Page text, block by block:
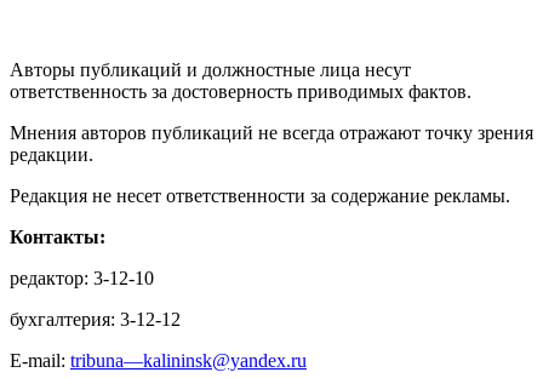
Авторы публикаций и должностные лица несут
ответственность за достоверность приводимых фактов.
Мнения авторов публикаций не всегда отражают точку зрения
редакции.
Редакция не несет ответственности за содержание рекламы.
Контакты:
редактор: 3-12-10
бухгалтерия: 3-12-12
E-mail: tribuna—kalininsk@yandex.ru